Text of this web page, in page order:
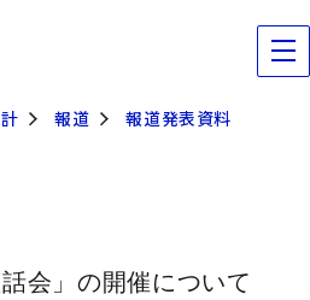
報道 報道発表資料
話会」の開催について